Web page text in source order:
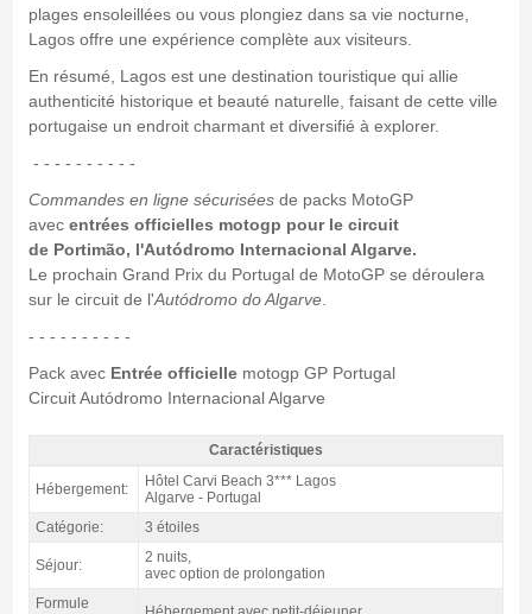
plages ensoleillées ou vous plongiez dans sa vie nocturne,
Lagos offre une expérience complète aux visiteurs.
En résumé, Lagos est une destination touristique qui allie
authenticité historique et beauté naturelle, faisant de cette ville
portugaise un endroit charmant et diversifié à explorer.
- - - - - - - - - -
Commandes en ligne sécuriséesde packs MotoGP
avecentrées officielles motogp pour le circuit
de Portimão, l'Autódromo Internacional Algarve.
Le prochain Grand Prix du Portugal de MotoGP se déroulera
sur le circuit de l'Autódromo do Algarve.
- - - - - - - - - -
Pack avecEntrée officiellemotogp GP Portugal
Circuit Autódromo Internacional Algarve
Forfait MotoGP Portugal, Hôtel Carvi 3* / 2 nuits p.d. - Caractéristiques
Caractéristiques
Hébergement:
Hôtel Carvi Beach 3*** Lagos
Algarve - Portugal
Catégorie:
3 étoiles
Séjour:
2 nuits,
avec option de prolongation
Formule